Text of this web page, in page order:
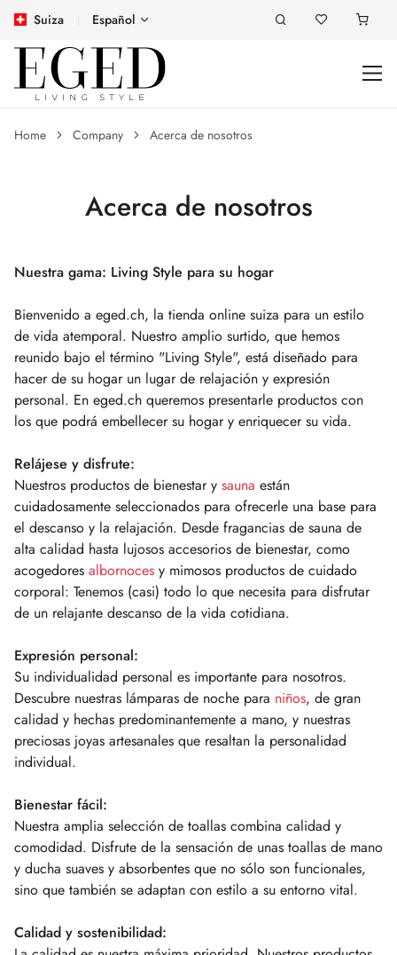
Suiza Español
Home Company Acerca de nosotros
Acerca de nosotros
Nuestra gama: Living Style para su hogar
Bienvenido a eged.ch, la tienda online suiza para un estilo
de vida atemporal. Nuestro amplio surtido, que hemos
reunido bajo el término "Living Style", está diseñado para
hacer de su hogar un lugar de relajación y expresión
personal. En eged.ch queremos presentarle productos con
los que podrá embellecer su hogar y enriquecer su vida.
Relájese y disfrute:
Nuestros productos de bienestar y sauna están
cuidadosamente seleccionados para ofrecerle una base para
el descanso y la relajación. Desde fragancias de sauna de
alta calidad hasta lujosos accesorios de bienestar, como
acogedores albornoces y mimosos productos de cuidado
corporal: Tenemos (casi) todo lo que necesita para disfrutar
de un relajante descanso de la vida cotidiana.
Expresión personal:
Su individualidad personal es importante para nosotros.
Descubre nuestras lámparas de noche para niños, de gran
calidad y hechas predominantemente a mano, y nuestras
preciosas joyas artesanales que resaltan la personalidad
individual.
Bienestar fácil:
Nuestra amplia selección de toallas combina calidad y
comodidad. Disfrute de la sensación de unas toallas de mano
y ducha suaves y absorbentes que no sólo son funcionales,
sino que también se adaptan con estilo a su entorno vital.
Calidad y sostenibilidad: